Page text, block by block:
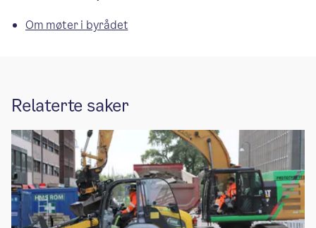
Om møter i byrådet
Relaterte saker